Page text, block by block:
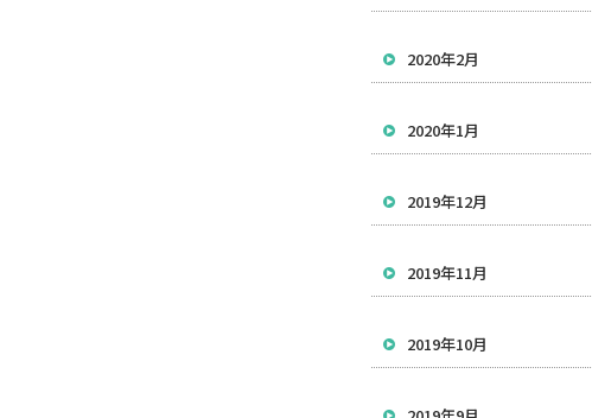
2020年2月
2020年1月
2019年12月
2019年11月
2019年10月